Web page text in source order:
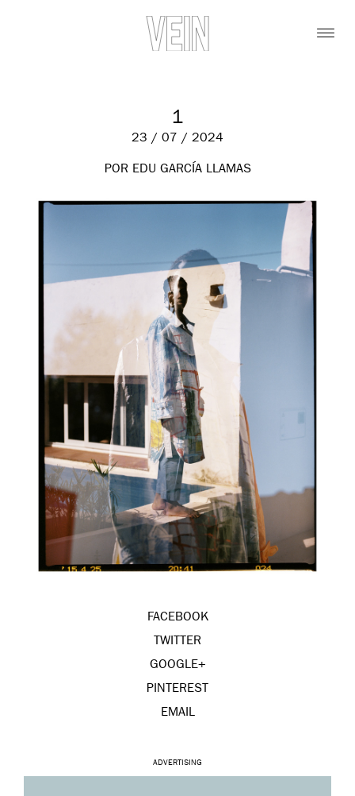
1
23 / 07 / 2024
POR EDU GARCÍA LLAMAS
FACEBOOK
TWITTER
GOOGLE+
PINTEREST
EMAIL
ADVERTISING